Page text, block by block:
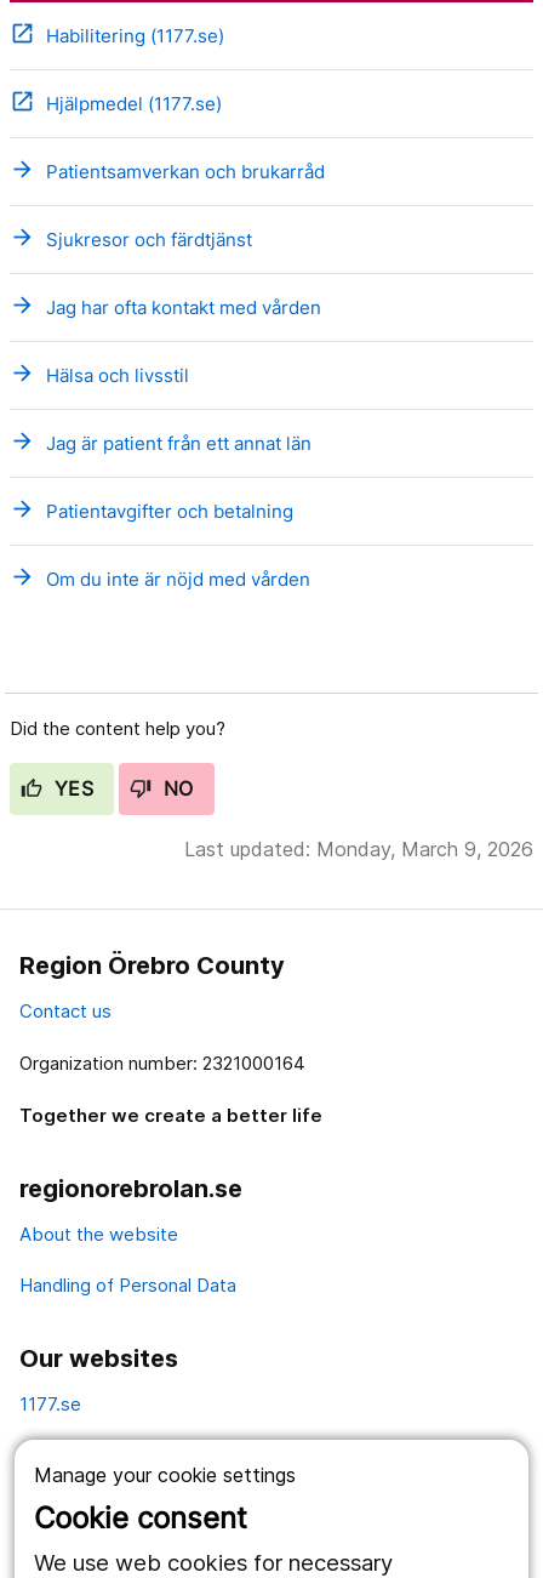
Manage your cookie settings
Cookie consent
We use web cookies for necessary
open_in_new Habilitering (1177.se)
open_in_new Hjälpmedel (1177.se)
arrow_forward Patientsamverkan och brukarråd
arrow_forward Sjukresor och färdtjänst
arrow_forward Jag har ofta kontakt med vården
arrow_forward Hälsa och livsstil
arrow_forward Jag är patient från ett annat län
arrow_forward Patientavgifter och betalning
arrow_forward Om du inte är nöjd med vården
Did the content help you?
YES NO
Last updated: Monday, March 9, 2026
Region Örebro County
Contact us
Organization number: 2321000164
Together we create a better life
regionorebrolan.se
About the website
Handling of Personal Data
Our websites
1177.se
Vårdgivare
Utveckling